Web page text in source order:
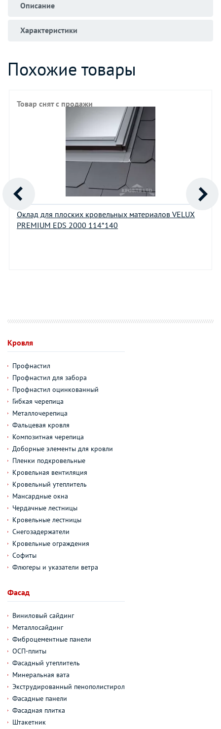
Описание
Характеристики
Похожие товары
Оклад для плоских кровельных материалов VELUX
PREMIUM EDS 2000 114*140
Товар снят с продажи
Кровля
Профнастил
Профнастил для забора
Профнастил оцинкованный
Гибкая черепица
Металлочерепица
Фальцевая кровля
Композитная черепица
Доборные элементы для кровли
Пленки подкровельные
Кровельная вентиляция
Кровельный утеплитель
Мансардные окна
Чердачные лестницы
Кровельные лестницы
Снегозадержатели
Кровельные ограждения
Софиты
Флюгеры и указатели ветра
Фасад
Виниловый сайдинг
Металлосайдинг
Фиброцементные панели
ОСП-плиты
Фасадный утеплитель
Минеральная вата
Экструдированный пенополистирол
Фасадные панели
Фасадная плитка
Штакетник